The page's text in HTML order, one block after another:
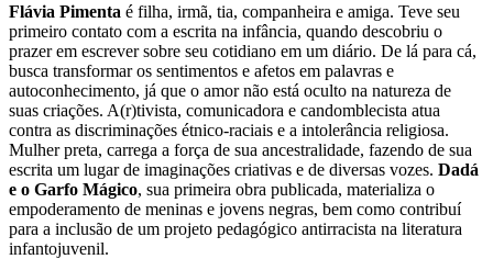
Flávia Pimenta é filha, irmã, tia, companheira e amiga. Teve seu
primeiro contato com a escrita na infância, quando descobriu o
prazer em escrever sobre seu cotidiano em um diário. De lá para cá,
busca transformar os sentimentos e afetos em palavras e
autoconhecimento, já que o amor não está oculto na natureza de
suas criações. A(r)tivista, comunicadora e candomblecista atua
contra as discriminações étnico-raciais e a intolerância religiosa.
Mulher preta, carrega a força de sua ancestralidade, fazendo de sua
escrita um lugar de imaginações criativas e de diversas vozes. Dadá
e o Garfo Mágico, sua primeira obra publicada, materializa o
empoderamento de meninas e jovens negras, bem como contribuí
para a inclusão de um projeto pedagógico antirracista na literatura
infantojuvenil.